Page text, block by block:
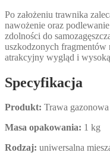
Po założeniu trawnika
nawożenie oraz
zdolności do
uszkodzonych fragmentów
atrakcyjny wygląd i
Specyfikacja
Produkt: Trawa
Masa opakowania: 1 kg
Rodzaj: uniwersalna